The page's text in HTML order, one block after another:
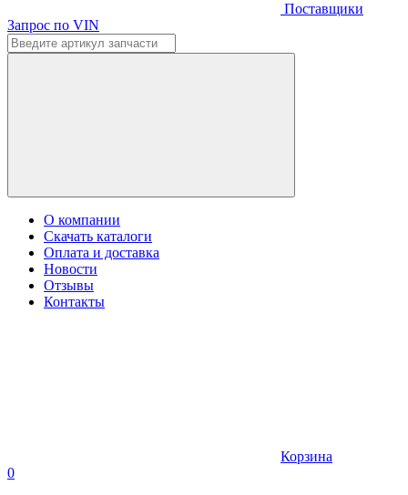
Поставщики
Запрос по VIN
О компании
Скачать каталоги
Оплата и доставка
Новости
Отзывы
Контакты
Корзина
0